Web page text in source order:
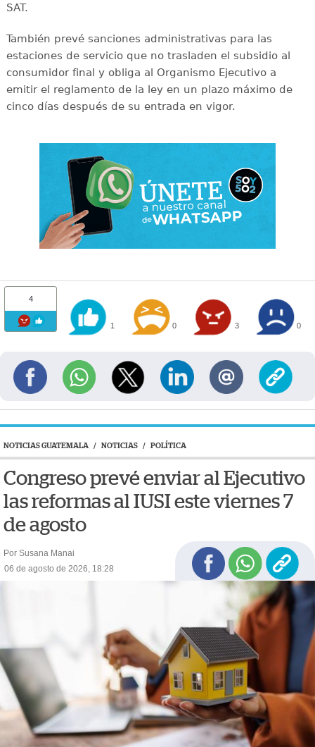
SAT.
También prevé sanciones administrativas para las
estaciones de servicio que no trasladen el subsidio al
consumidor final y obliga al Organismo Ejecutivo a
emitir el reglamento de la ley en un plazo máximo de
cinco días después de su entrada en vigor.
4
1 0 3 0
NOTICIAS GUATEMALA / NOTICIAS / POLÍTICA
Congreso prevé enviar al Ejecutivo
las reformas al IUSI este viernes 7
de agosto
Por Susana Manai
06 de agosto de 2026, 18:28